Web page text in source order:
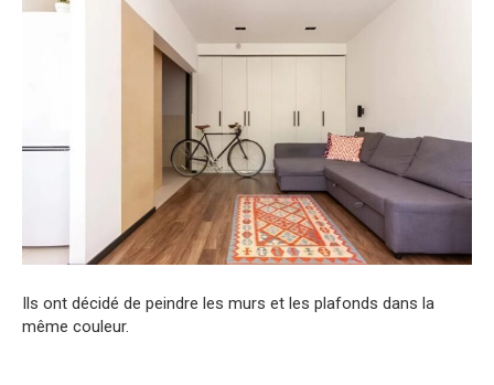
Ils ont décidé de peindre les murs et les plafonds dans la
même couleur.